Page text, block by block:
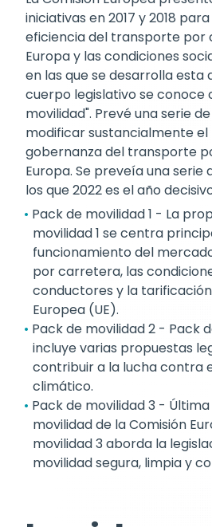
iniciativas en 2017 y 2018
eficiencia del transporte por
Europa y las condiciones
en las que se desarrolla esta
cuerpo legislativo se conoce
movilidad". Prevé una serie
modificar sustancialmente
gobernanza del transporte
Europa. Se preveía una serie
los que 2022 es el año
Pack de movilidad 1 - La
movilidad 1 se centra
funcionamiento del
por carretera, las
conductores y la
Europea (UE).
Pack de movilidad 2 - Pack
incluye varias propuestas
contribuir a la lucha contra
climático.
Pack de movilidad 3 -
movilidad de la Comisión
movilidad 3 aborda la
movilidad segura, limpia y